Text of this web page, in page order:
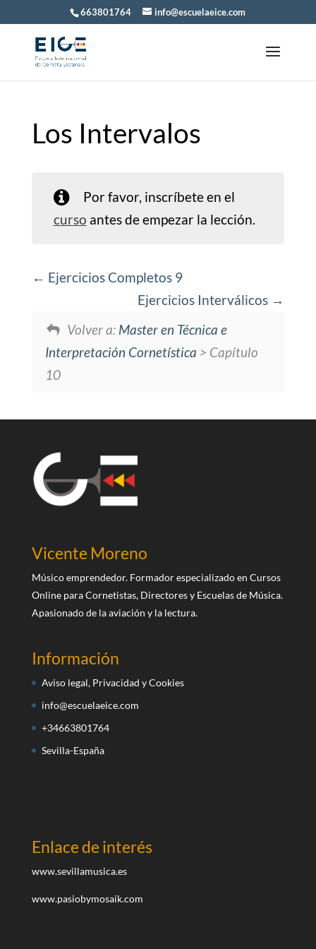
663801764 info@escuelaeice.com
Los Intervalos
Por favor, inscríbete en el
curso antes de empezar la lección.
Ejercicios Completos 9
Ejercicios Interválicos
Volver a: Master en Técnica e
Interpretación Cornetística > Capítulo
10
Vicente Moreno
Músico emprendedor. Formador especializado en Cursos
Online para Cornetistas, Directores y Escuelas de Música.
Apasionado de la aviación y la lectura.
Información
Aviso legal, Privacidad y Cookies
info@escuelaeice.com
+34663801764
Sevilla-España
Enlace de interés
www.sevillamusica.es
www.pasiobymosaik.com